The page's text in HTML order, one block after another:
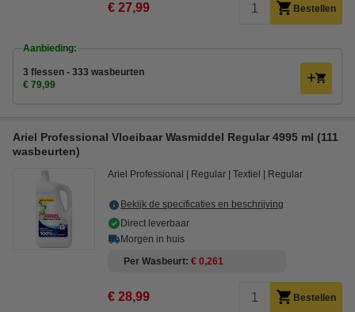
€ 27,99 Bestellen
Aanbieding:
3 flessen - 333 wasbeurten
€ 79,99
Ariel Professional Vloeibaar Wasmiddel Regular 4995 ml (111
wasbeurten)
Ariel Professional Regular Textiel Regular
Bekijk de specificaties en beschrijving
Direct leverbaar
Morgen in huis
Per Wasbeurt € 0,261
€ 28,99 Bestellen